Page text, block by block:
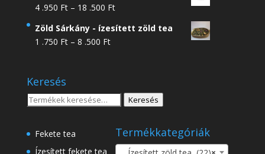
4 .950 Ft – 18 .500 FtÁrtartomány:
.950 Ft
Zöld Sárkány - ízesített zöld tea
1 .750 Ft – 8 .500 FtÁrtartomány:
8
.500 Ft
Keresés
Keresés
Keresés
Fekete tea
Ízesített fekete tea
Termékkategóriák